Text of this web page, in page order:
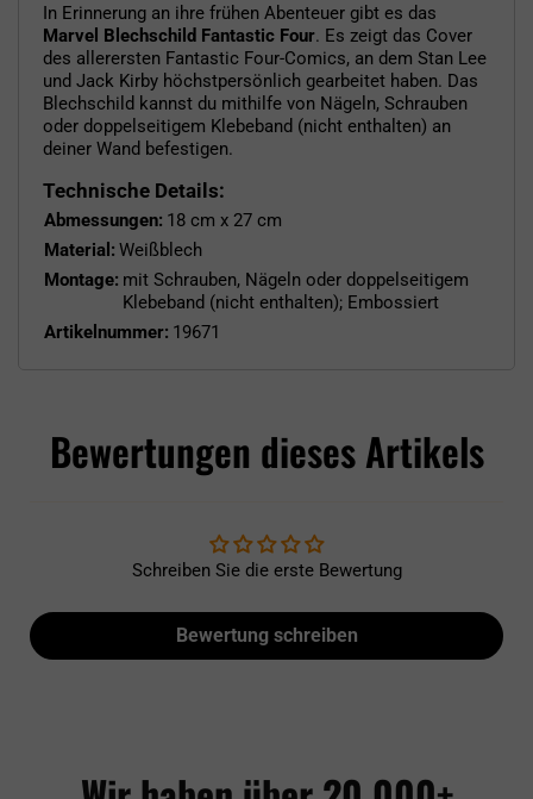
In Erinnerung an ihre frühen Abenteuer gibt es das
Marvel Blechschild Fantastic Four. Es zeigt das Cover
des allerersten Fantastic Four-Comics, an dem Stan Lee
und Jack Kirby höchstpersönlich gearbeitet haben. Das
Blechschild kannst du mithilfe von Nägeln, Schrauben
oder doppelseitigem Klebeband (nicht enthalten) an
deiner Wand befestigen.
Technische Details:
Abmessungen: 18 cm x 27 cm
Material: Weißblech
Montage: mit Schrauben, Nägeln oder doppelseitigem
Klebeband (nicht enthalten); Embossiert
Artikelnummer: 19671
Bewertungen dieses Artikels
Schreiben Sie die erste Bewertung
Bewertung schreiben